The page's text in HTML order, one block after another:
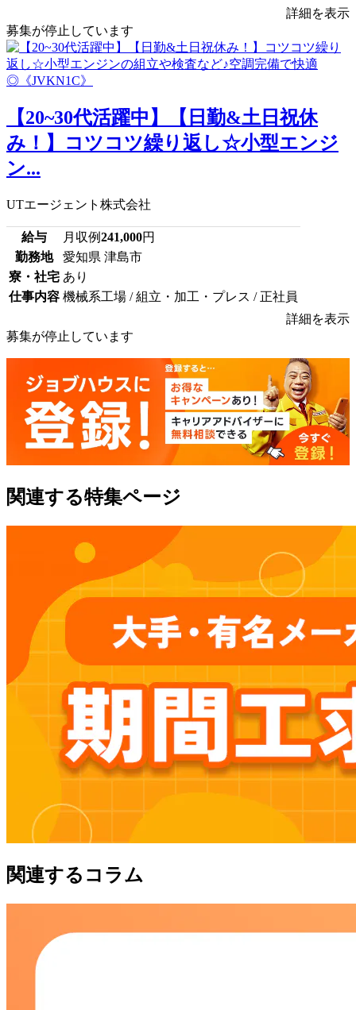
詳細を表示
募集が停止しています
【20~30代活躍中】【日勤&土日祝休
み！】コツコツ繰り返し☆小型エンジ
ン...
UTエージェント株式会社
給与 月収例241,000円
勤務地
愛知県 津島市
寮・社宅 あり
仕事内容 機械系工場 / 組立・加工・プレス / 正社員
詳細を表示
募集が停止しています
関連する特集ページ
関連するコラム